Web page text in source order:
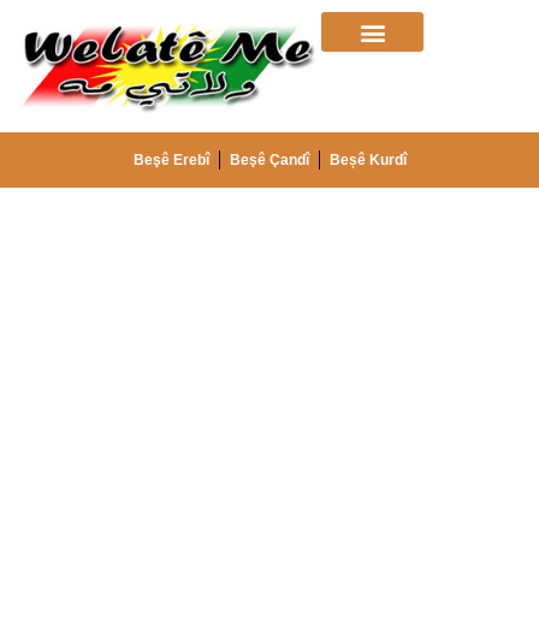
Beşê Erebî Beşê Çandî Beșê Kurdî